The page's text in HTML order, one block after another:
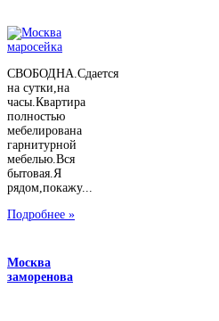
СВОБОДНА.Сдается
на сутки,на
часы.Квартира
полностью
мебелирована
гарнитурной
мебелью.Вся
бытовая.Я
рядом,покажу...
Подробнее »
Москва
заморенова